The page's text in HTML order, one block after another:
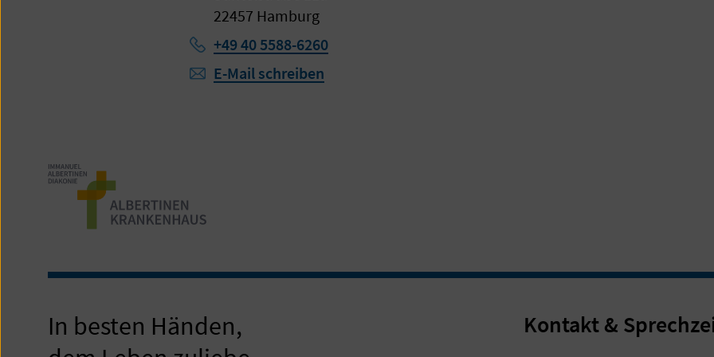
22457 Hamburg
Telefon:
+49 40 5588-6260
E-Mail schreiben
In besten Händen,
Kontakt &